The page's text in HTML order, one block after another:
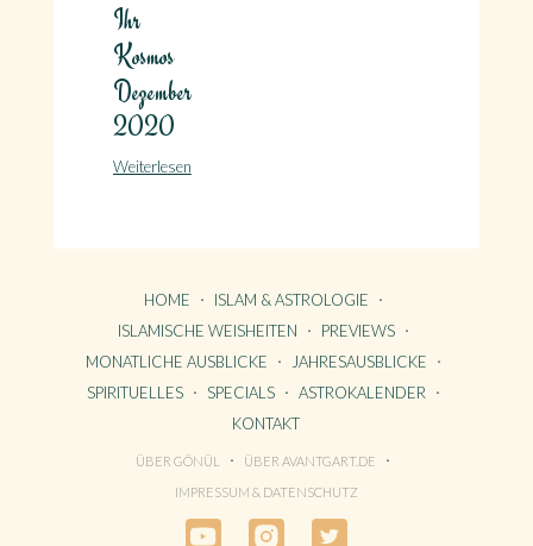
Ihr
Kosmos
Dezember
2020
Weiterlesen
HOME
ISLAM & ASTROLOGIE
ISLAMISCHE WEISHEITEN
PREVIEWS
MONATLICHE AUSBLICKE
JAHRESAUSBLICKE
SPIRITUELLES
SPECIALS
ASTROKALENDER
KONTAKT
ÜBER GÖNÜL
ÜBER AVANTGART.DE
IMPRESSUM & DATENSCHUTZ